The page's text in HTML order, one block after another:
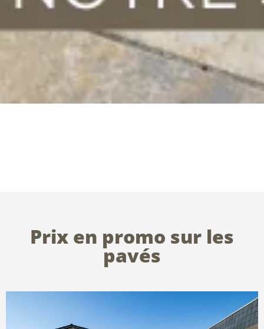
Prix en promo sur les
pavés